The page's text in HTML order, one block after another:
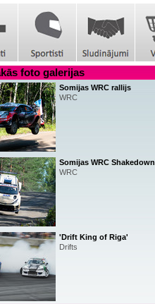
foto galerijas
Somijas WRC rallijs
WRC
Somijas WRC Shakedown
WRC
'Drift King of Riga'
Drifts